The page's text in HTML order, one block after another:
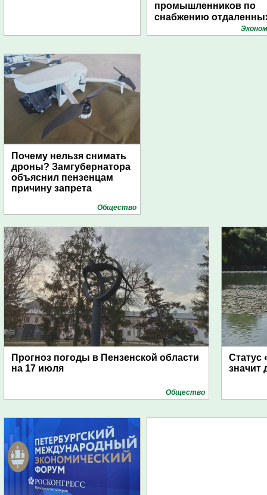
промышленников по
снабжению
поселений с помощью
Почему нельзя снимать
дроны? Замгубернатора
объяснил пензенцам
причину запрета
Общество
Прогноз погоды в Пензенской области
на 17 июля
Общество
Статус
значит